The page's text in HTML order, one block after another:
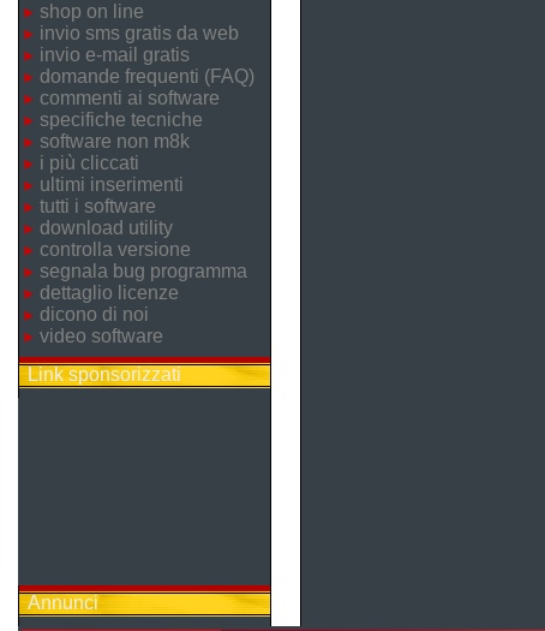
shop on line
invio sms gratis da web
invio e-mail gratis
domande frequenti (FAQ)
commenti ai software
specifiche tecniche
software non m8k
i più cliccati
ultimi inserimenti
tutti i software
download utility
controlla versione
segnala bug programma
dettaglio licenze
dicono di noi
video software
Link sponsorizzati
Annunci